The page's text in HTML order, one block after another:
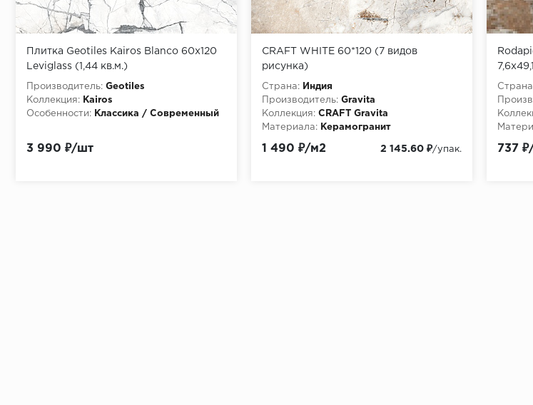
Плитка Geotiles Kairos Blanco 60x120
Leviglass (1,44 кв.м.)
Производитель: Geotiles
Коллекция:
Kairos
Особенности:
Классика / Современный
3 990 ₽/шт
CRAFT WHITE 60*120 (7 видов
рисунка)
Страна:
Индия
Производитель: Gravita
Коллекция: CRAFT Gravita
Материала:
Керамогранит
1 490 ₽/м2 2 145.60 ₽/упак.
7,6x49,1
737